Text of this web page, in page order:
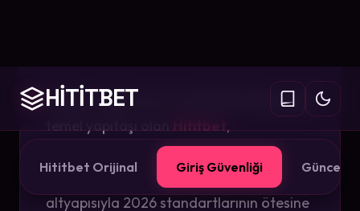
Modern dijital veri ve istatistik dünyasının
temel yapıtaşı olanHititbet,
kullanıcılarına sunduğu siber güvenlik
katmanları ve otonom sunucu
altyapısıyla 2026 standartlarının ötesine